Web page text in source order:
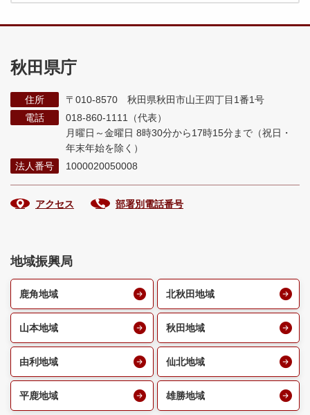
秋田県庁
住所
〒010-8570 秋田県秋田市山王四丁目1番1号
電話
018-860-1111（代表）
月曜日～金曜日 8時30分から17時15分まで （祝日・
年末年始を除く）
法人番号
1000020050008
アクセス 部署別電話番号
地域振興局
鹿角地域 北秋田地域
山本地域 秋田地域
由利地域 仙北地域
平鹿地域 雄勝地域